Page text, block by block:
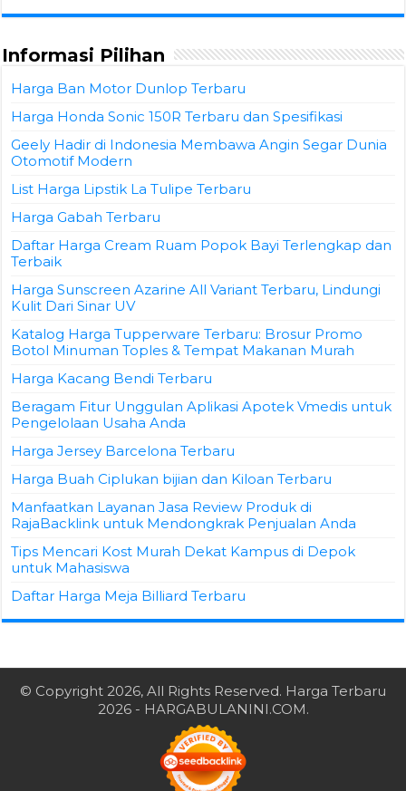
Informasi Pilihan
Harga Ban Motor Dunlop Terbaru
Harga Honda Sonic 150R Terbaru dan Spesifikasi
Geely Hadir di Indonesia Membawa Angin Segar Dunia
Otomotif Modern
List Harga Lipstik La Tulipe Terbaru
Harga Gabah Terbaru
Daftar Harga Cream Ruam Popok Bayi Terlengkap dan
Terbaik
Harga Sunscreen Azarine All Variant Terbaru, Lindungi
Kulit Dari Sinar UV
Katalog Harga Tupperware Terbaru: Brosur Promo
Botol Minuman Toples & Tempat Makanan Murah
Harga Kacang Bendi Terbaru
Beragam Fitur Unggulan Aplikasi Apotek Vmedis untuk
Pengelolaan Usaha Anda
Harga Jersey Barcelona Terbaru
Harga Buah Ciplukan bijian dan Kiloan Terbaru
Manfaatkan Layanan Jasa Review Produk di
RajaBacklink untuk Mendongkrak Penjualan Anda
Tips Mencari Kost Murah Dekat Kampus di Depok
untuk Mahasiswa
Daftar Harga Meja Billiard Terbaru
© Copyright 2026, All Rights Reserved. Harga Terbaru
2026- HARGABULANINI.COM.